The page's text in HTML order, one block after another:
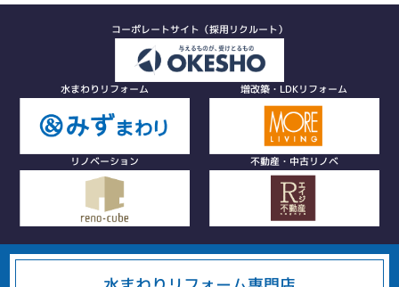
コーポレートサイト（採用リクルート）
水まわりリフォーム 増改築・LDKリフォーム
リノベーション 不動産・中古リノベ